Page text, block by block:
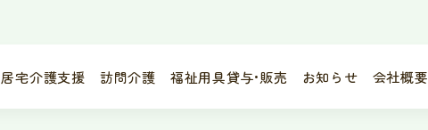
居宅介護支援 訪問介護 福祉用具貸与•販売 お知らせ 会社概要